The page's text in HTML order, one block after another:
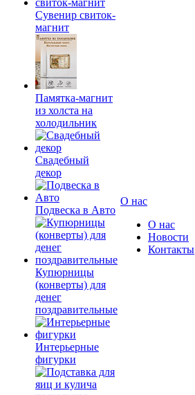
Сувенир свиток-
магнит
Памятка-магнит
из холста на
холодильник
Свадебный
декор
Подвеска в Авто
Купюрницы
(конверты) для
денег
поздравительные
Интерьерные
фигурки
О нас
О нас
Новости
Контакты